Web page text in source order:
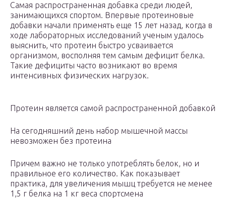
Самая распространенная добавка среди людей,
занимающихся спортом. Впервые протеиновые
добавки начали применять еще 15 лет назад, когда в
ходе лабораторных исследований ученым удалось
выяснить, что протеин быстро усваивается
организмом, восполняя тем самым дефицит белка.
Такие дефициты часто возникают во время
интенсивных физических нагрузок.
Протеин является самой распространенной добавкой
На сегодняшний день набор мышечной массы
невозможен без протеина
Причем важно не только употреблять белок, но и
правильное его количество. Как показывает
практика, для увеличения мышц требуется не менее
1,5 г белка на 1 кг веса спортсмена